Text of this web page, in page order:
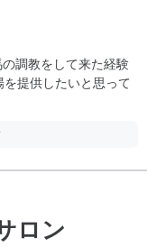
調教をして来た経験
提供したいと思って
ロン